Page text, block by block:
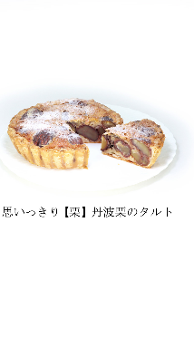
思いっきり【栗】 丹
波栗のタルト